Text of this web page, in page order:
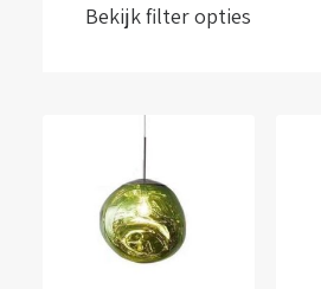
Bekijk filter opties